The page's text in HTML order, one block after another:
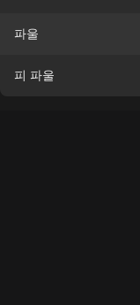
파울
피 파울